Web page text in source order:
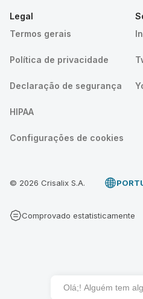
Legal
Termos gerais
Política de privacidade
Declaração de segurança
HIPAA
Configurações de cookies
© 2026 Crisalix S.A.
Comprovado estatisticamente
Olá;! Alguém tem